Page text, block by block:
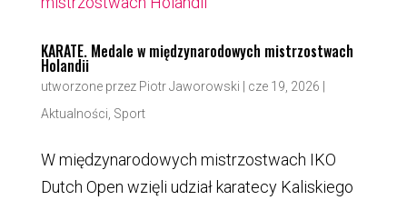
KARATE. Medale w międzynarodowych mistrzostwach
Holandii
utworzone przez Piotr Jaworowski cze 19, 2026
Aktualności Sport
W międzynarodowych mistrzostwach IKO
Dutch Open wzięli udział karatecy Kaliskiego